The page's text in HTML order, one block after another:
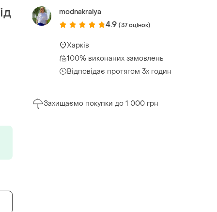
modnakralya
4.9 (37 оцінок)
Харків
100% виконаних замовлень
Відповідає протягом 3х годин
Захищаємо покупки до 1 000 грн